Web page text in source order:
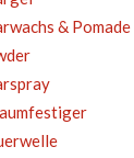
& Pomade